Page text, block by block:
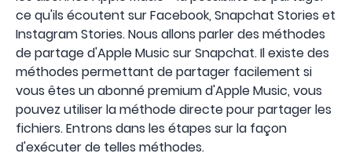
ce qu'ils écoutent sur Facebook, Snapchat Stories et
Instagram Stories. Nous allons parler des méthodes
de partage d'Apple Music sur Snapchat. Il existe des
méthodes permettant de partager facilement si
vous êtes un abonné premium d'Apple Music, vous
pouvez utiliser la méthode directe pour partager les
fichiers. Entrons dans les étapes sur la façon
d'exécuter de telles méthodes.